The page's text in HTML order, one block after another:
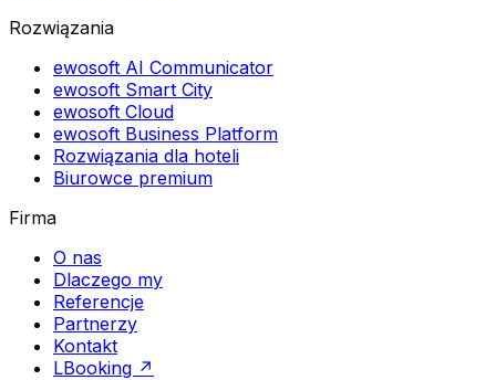
Rozwiązania
ewosoft AI Communicator
ewosoft Smart City
ewosoft Cloud
ewosoft Business Platform
Rozwiązania dla hoteli
Biurowce premium
Firma
O nas
Dlaczego my
Referencje
Partnerzy
Kontakt
LBooking ↗